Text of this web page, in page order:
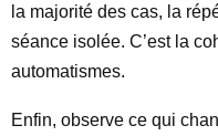
la majorité des cas, la
séance isolée. C’est la
automatismes.
Enfin, observe ce qui